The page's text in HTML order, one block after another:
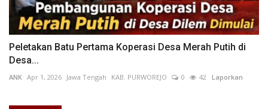
Peletakan Batu Pertama Koperasi Desa Merah Putih di
Desa...
ANK Apr 1, 2026 Jawa Tengah KAB. PURWOREJO 0 42 Laporkan